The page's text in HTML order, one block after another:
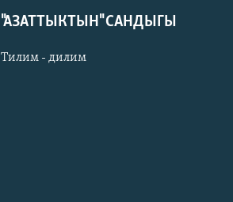
"АЗАТТЫКТЫН" САНДЫГЫ
Тилим - дилим